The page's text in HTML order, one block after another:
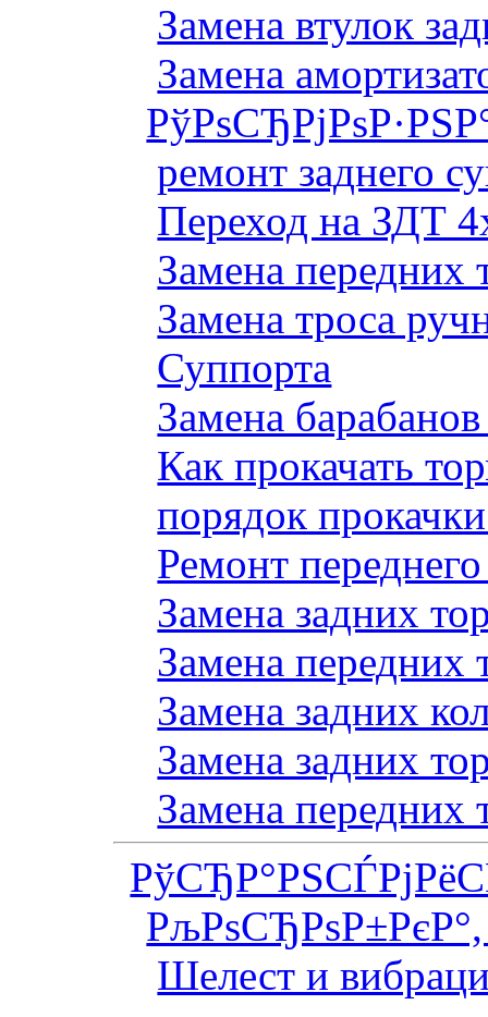
Замена втулок
Замена
ремонт заднего
Переход на ЗДТ
Замена передних
Замена троса
Суппорта
Замена
Как прокачать
порядок
Ремонт
Замена задних
Замена передних
Замена задних
Замена задних
Замена передних
Шелест и